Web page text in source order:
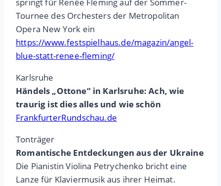
Tournee des Orchesters der Metropolitan
Opera New York ein
https://www.festspielhaus.de/magazin/angel-
blue-statt-renee-fleming/
Karlsruhe
Händels „Ottone“ in Karlsruhe: Ach, wie
traurig ist dies alles und wie schön
FrankfurterRundschau.de
Tonträger
Romantische Entdeckungen aus der Ukraine
Die Pianistin Violina Petrychenko bricht eine
Lanze für Klaviermusik aus ihrer Heimat.